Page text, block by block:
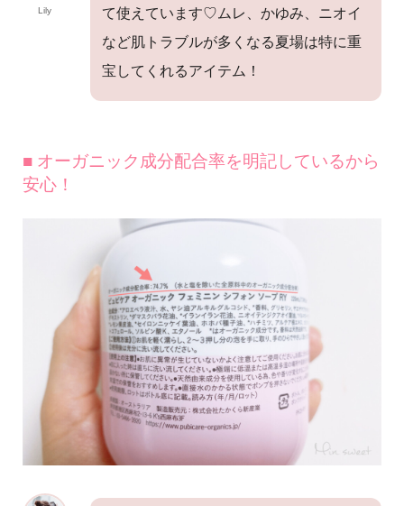
Lily
て使えています♡ムレ、かゆみ、ニオイ
など肌トラブルが多くなる夏場は特に重
宝してくれるアイテム！
■ オーガニック成分配合率を明記しているから
安心！